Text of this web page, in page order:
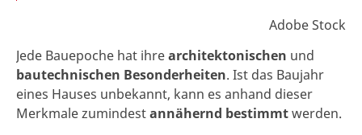
Adobe Stock
Jede Bauepoche hat ihrearchitektonischen und
bautechnischen Besonderheiten. Ist das Baujahr
eines Hauses unbekannt, kann es anhand dieser
Merkmale zumindestannähernd bestimmtwerden.